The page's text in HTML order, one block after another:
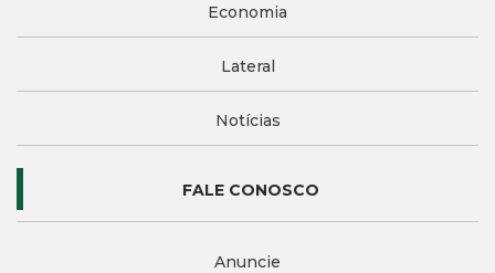
Economia
Lateral
Notícias
FALE CONOSCO
Anuncie